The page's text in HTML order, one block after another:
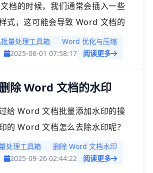
介绍一下批量添加或者删除 Word
档的时候，我们通常会插入一些
式，这可能会导致 Word 文档的
庞大，不利于我们对 Word 文档
或者存档等操作，因此我们通常会
文档进行优化或压缩呢？今天就
量处理工具箱
Word 优化与压缩
2025-06-01 07:58:17
阅读更多
除 Word 文档的水印
给 Word 文档批量添加水印的操
的 Word 文档怎么去除水印呢？
家介绍一下删除 Word 文档水印
，我们不仅能快速删除单个 Word
处理工具箱
删除 Word 文档水印
2025-09-26 02:44:22
阅读更多